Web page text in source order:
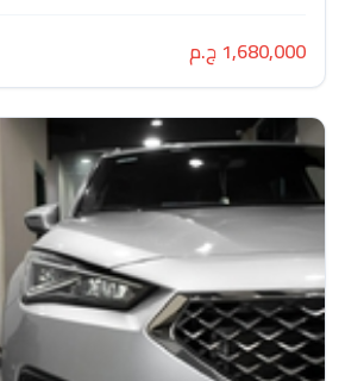
1,680,000 ج.م